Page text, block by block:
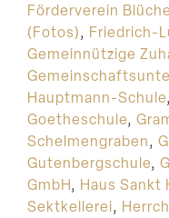
Förderverein
(Fotos), Friedrich-
Gemeinnützige
Hauptmann-Schule,
Goetheschule,
Schelmengraben,
Gutenbergschule,
GmbH, Haus Sankt
Sektkellerei,